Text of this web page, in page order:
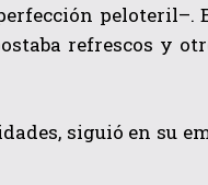
peloteril–.
refrescos y
siguió en su